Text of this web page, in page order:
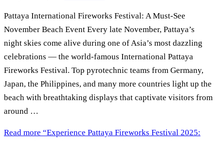
Pattaya International Fireworks Festival: A Must-See
November Beach Event Every late November, Pattaya’s
night skies come alive during one of Asia’s most dazzling
celebrations — the world-famous International Pattaya
Fireworks Festival. Top pyrotechnic teams from Germany,
Japan, the Philippines, and many more countries light up the
beach with breathtaking displays that captivate visitors from
around …
Read more “Experience Pattaya Fireworks Festival 2025: